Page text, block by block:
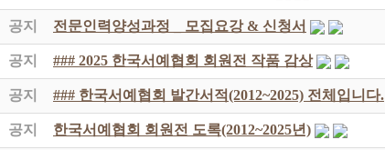
공지 전문인력양성과정 _ 모집요강 & 신청서
공지 ### 2025 한국서예협회 회원전 작품 감상
공지 ### 한국서예협회 발간서적(2012~2025) 전체입니다.
공지 한국서예협회 회원전 도록(2012~2025년)